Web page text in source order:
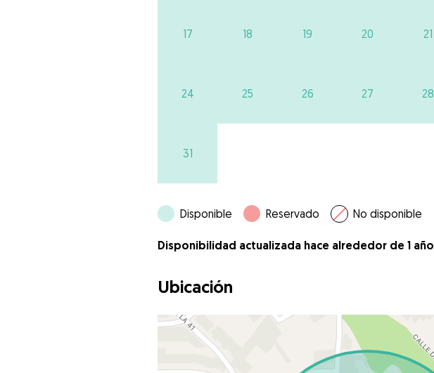
17 18 19 20 21
24 25 26 27 28
31
Disponible Reservado No disponible
Disponibilidad actualizada hace alrededor de 1 año
Ubicación